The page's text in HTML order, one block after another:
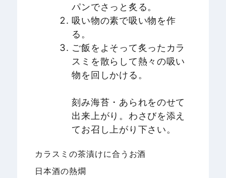
パンでさっと炙る。
吸い物の素で吸い物を作
る。
ご飯をよそって炙ったカラ
スミを散らして熱々の吸い
物を回しかける。
刻み海苔・あられをのせて
出来上がり。わさびを添え
てお召し上がり下さい。
カラスミの茶漬けに合うお酒
日本酒の熱燗